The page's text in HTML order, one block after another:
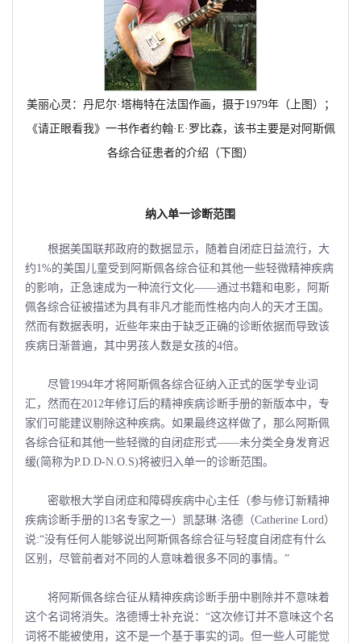
美丽心灵：丹尼尔·塔梅特在法国作画，摄于1979年（上图）；
《请正眼看我》一书作者约翰·E·罗比森，该书主要是对阿斯佩
各综合征患者的介绍（下图）
纳入单一诊断范围
根据美国联邦政府的数据显示，随着自闭症日益流行，大
约1%的美国儿童受到阿斯佩各综合征和其他一些轻微精神疾病
的影响，正急速成为一种流行文化――通过书籍和电影，阿斯
佩各综合征被描述为具有非凡才能而性格内向人的天才王国。
然而有数据表明，近些年来由于缺乏正确的诊断依据而导致该
疾病日渐普遍，其中男孩人数是女孩的4倍。
尽管1994年才将阿斯佩各综合征纳入正式的医学专业词
汇，然而在2012年修订后的精神疾病诊断手册的新版本中，专
家们可能建议剔除这种疾病。如果最终这样做了，那么阿斯佩
各综合征和其他一些轻微的自闭症形式――未分类全身发育迟
缓(简称为P.D.D-N.O.S)将被归入单一的诊断范围。
密歇根大学自闭症和障碍疾病中心主任（参与修订新精神
疾病诊断手册的13名专家之一）凯瑟琳·洛德（Catherine Lord）
说:“没有任何人能够说出阿斯佩各综合征与轻度自闭症有什么
区别，尽管前者对不同的人意味着很多不同的事情。”
将阿斯佩各综合征从精神疾病诊断手册中剔除并不意味着
这个名词将消失。洛德博士补充说：“这次修订并不意味这个名
词将不能被使用，这不是一个基于事实的词。但一些人可能觉